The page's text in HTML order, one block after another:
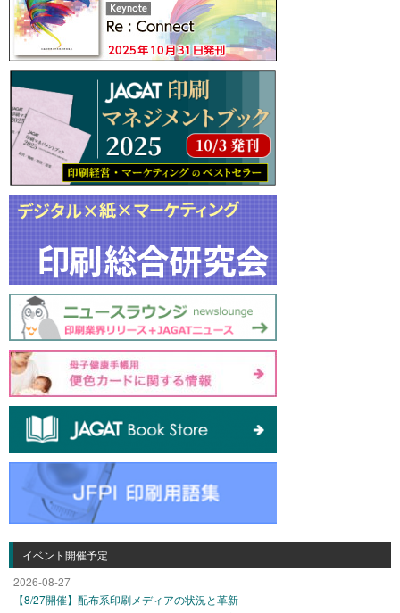
イベント開催予定
2026-08-27
【8/27開催】配布系印刷メディアの状況と革新